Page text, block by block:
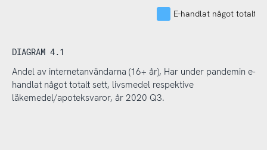
E-handlat något totalt
DIAGRAM 4.1
Andel av internetanvändarna (16+ år), Har under pandemin e-
handlat något totalt sett, livsmedel respektive
läkemedel/apoteksvaror, år 2020 Q3.